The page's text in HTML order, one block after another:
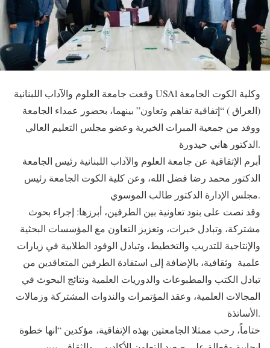
وقعت جامعة العلوم والآداب اللبنانية USAl وكلية الكوت الجامعة
(العراق ) “إتفاقية تفاهم وتعاون” بينهما، بحضور عمداء الجامعة
ووفد من جمعية المبرات الخيرية وعضو مجلس التعليم العالي
الدكتور هاني حيدورة.
أبرم الإتفاقية عن جامعة العلوم والآداب اللبنانية رئيس الجامعة
الدكتور محمد رضا فضل الله، وعن كلية الكوت الجامعة رئيس
مجلس الإدارة الدكتور طالب الموسوي.
وقد نصت على بنود تعاونية بين الطرفين، أبرزها: إجراء بحوث
مشتركة، وتبادل خبرات، وتعزيز التعاون مع المؤسسات البحثية
والإنتاجية للتدريب والتخطيط، وتبادل الوفود الطلابية في زيارات
علمية وثقافية، بالإضافة إلى استفادة الطرفين المتعاقدين من
تبادل الكتب والمطبوعات والدوريات العلمية ونتائج البحوث في
المجالات العلمية، وعقد المؤتمرات والندوات المشتركة وزمالات
الأساتذة.
ختاماً، رحب ممثلا الجامعتين بهذه الإتفاقية، مؤكدين “انها خطوة